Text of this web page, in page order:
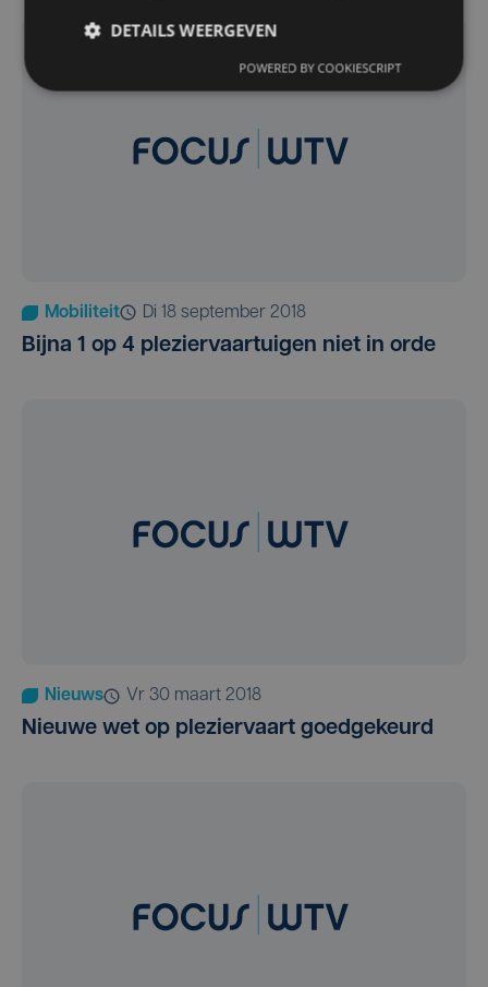
Mobiliteit di 18 september 2018
Bijna 1 op 4 pleziervaartuigen niet in orde
Nieuws vr 30 maart 2018
Nieuwe wet op pleziervaart goedgekeurd
DETAILS WEERGEVEN
POWERED BY COOKIESCRIPT